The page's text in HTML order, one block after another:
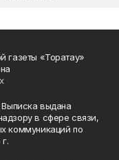
газеты «Торатау»
выдана
в сфере связи,
коммуникаций по